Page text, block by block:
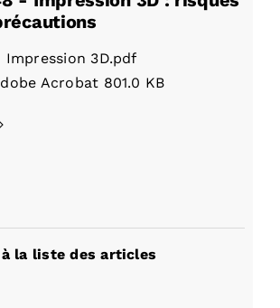
Impression 3D.pdf
Acrobat 801.0 KB
la liste des articles